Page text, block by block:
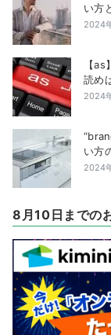
い方
2024
【
読め
2024
い方
2024
8月10日までの